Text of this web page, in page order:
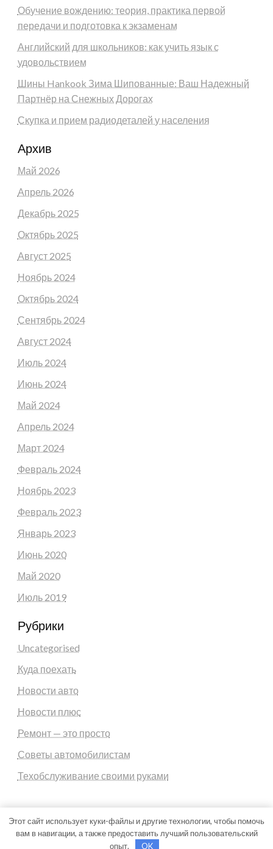
Обучение вождению: теория, практика первой
передачи и подготовка к экзаменам
Английский для школьников: как учить язык с
удовольствием
Шины Hankook Зима Шипованные: Ваш Надежный
Партнёр на Снежных Дорогах
Скупка и прием радиодеталей у населения
Архив
Май 2026
Апрель 2026
Декабрь 2025
Октябрь 2025
Август 2025
Ноябрь 2024
Октябрь 2024
Сентябрь 2024
Август 2024
Июль 2024
Июнь 2024
Май 2024
Апрель 2024
Март 2024
Февраль 2024
Ноябрь 2023
Февраль 2023
Январь 2023
Июнь 2020
Май 2020
Июль 2019
Рубрики
Uncategorised
Куда поехать
Новости авто
Новости плюс
Ремонт — это просто
Советы автомобилистам
Техобслуживание своими руками
Theme by Silk Themes
Этот сайт использует куки-файлы и другие технологии, чтобы помочь
вам в навигации, а также предоставить лучший пользовательский
опыт.
OK